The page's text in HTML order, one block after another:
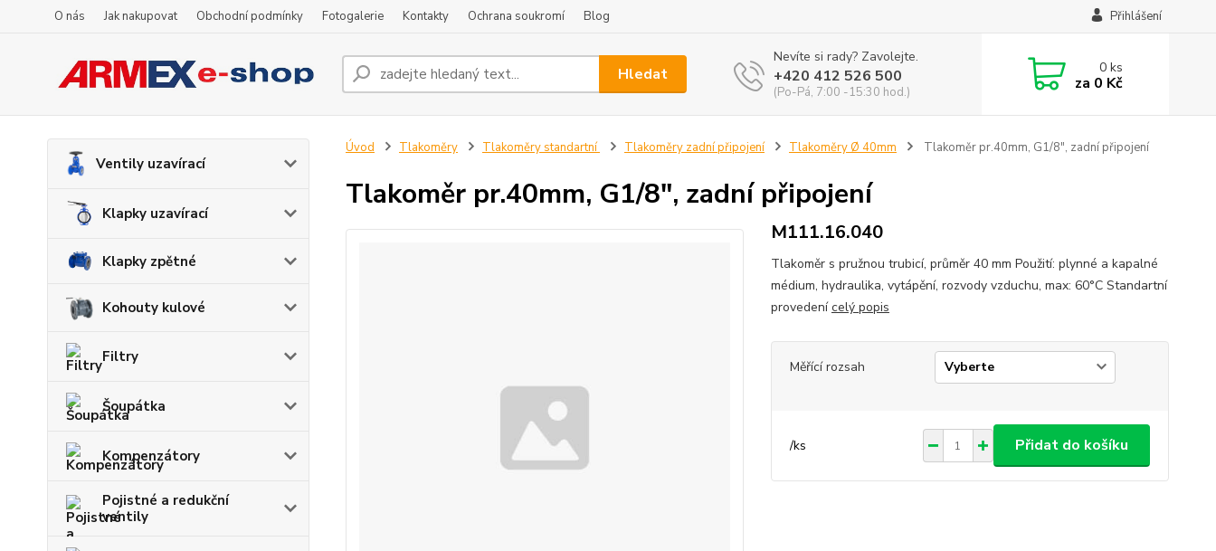
O nás Jak nakupovat Obchodní podmínky Fotogalerie Kontakty Ochrana soukromí Blog Přihlášení
Hledat
Nevíte si rady? Zavolejte.
+420 412 526 500
(Po-Pá, 7:00 -15:30 hod.)
0ks
za 0 Kč
Ventily uzavírací
Klapky uzavírací
Klapky zpětné
Kohouty kulové
Filtry
Šoupátka
Kompenzátory
Pojistné a redukční
ventily
Úvod Tlakoměry Tlakoměry standartní Tlakoměry zadní připojení Tlakoměry Ø 40mm Tlakoměr pr.40mm, G1/8", zadní připojení
Tlakoměr pr.40mm, G1/8", zadní připojení
M111.16.040
Tlakoměr s pružnou trubicí, průměr 40 mm Použití: plynné a kapalné
médium, hydraulika, vytápění, rozvody vzduchu, max: 60°C Standartní
provedenícelý popis
Měřící rozsah
/ks Přidat do košíku